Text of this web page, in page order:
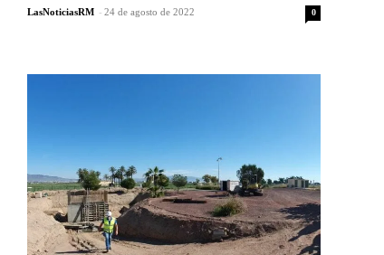
LasNoticiasRM - 24 de agosto de 2022 0